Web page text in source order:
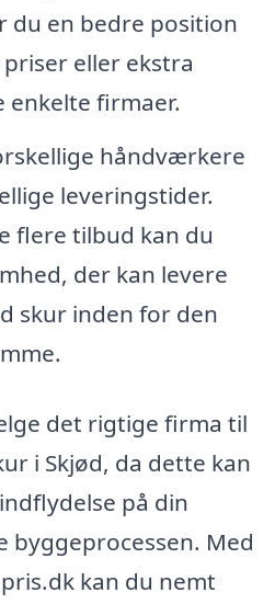
du en bedre position
eller ekstra
enkelte firmaer.
håndværkere
leveringstider.
flere tilbud kan du
der kan levere
skur inden for den
det rigtige firma til
i Skjød, da dette kan
på din
byggeprocessen. Med
kan du nemt